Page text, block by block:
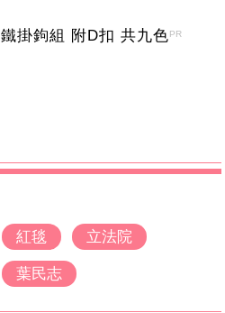
掛鉤組 附D扣 共九色 PR
紅毯 立法院
葉民志